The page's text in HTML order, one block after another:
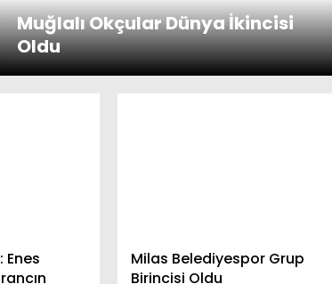
Muğlalı Okçular Dünya İkincisi
Oldu
Enes
Milas Belediyespor Grup
Birincisi Oldu